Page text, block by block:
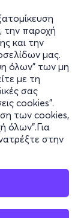
την παροχή
και την
μας.
όλων" των μη
με τη
σας
cookies".
των cookies,
όλων".Για
στην